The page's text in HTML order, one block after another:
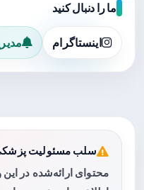
ما را دنبال کنید
اینستاگرام
سلب مسئولیت
محتوای ارائه‌شده در